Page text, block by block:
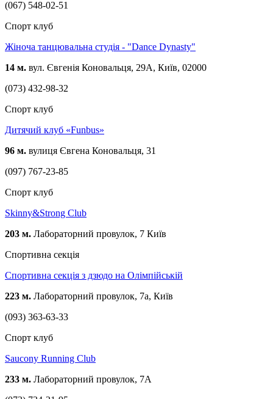
(067) 548-02-51
Спорт клуб
Жіноча танцювальна студія - "Dance Dynasty"
14 м. вул. Євгенія Коновальця, 29А, Київ, 02000
(073) 432-98-32
Спорт клуб
Дитячий клуб «Funbus»
96 м. вулиця Євгена Коновальця, 31
(097) 767-23-85
Спорт клуб
Skinny&Strong Club
203 м. Лабораторний провулок, 7 Київ
Спортивна секція
Спортивна секція з дзюдо на Олімпійській
223 м. Лабораторний провулок, 7а, Київ
(093) 363-63-33
Спорт клуб
Saucony Running Club
233 м. Лабораторний провулок, 7А